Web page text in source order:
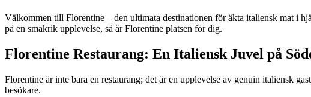
Välkommen till Florentine – den ultimata destinationen för äkta italiensk mat i
på en smakrik upplevelse, så är Florentine platsen för dig.
Florentine Restaurang: En Italiensk Juvel på
Florentine är inte bara en restaurang; det är en upplevelse av genuin italiensk
besökare.